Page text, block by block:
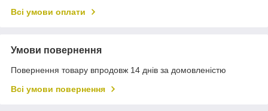
Всі умови оплати
Умови повернення
Повернення товару впродовж 14 днів за домовленістю
Всі умови повернення